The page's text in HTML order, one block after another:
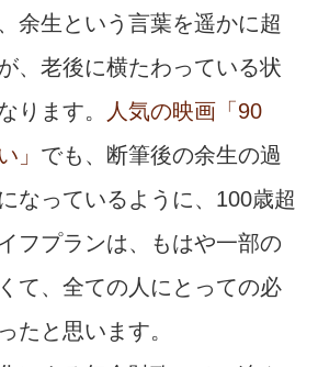
余生という言葉を遥かに超
、老後に横たわっている状
ります。
人気の映画「90
」 でも、断筆後の余生の過
なっているように、100歳超
フプランは、もはや一部の
て、全ての人にとっての必
たと思います。